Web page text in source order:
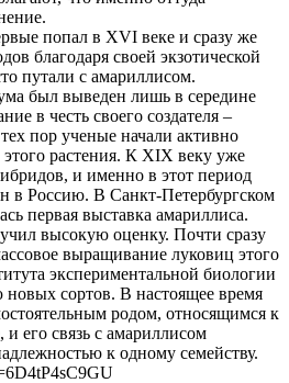
попал в XVI веке и сразу же
благодаря своей экзотической
путали с амариллисом.
был выведен лишь в середине
в честь своего создателя –
пор ученые начали активно
этого растения. К XIX веку уже
и именно в этот период
в Россию. В Санкт-Петербургском
первая выставка амариллиса.
высокую оценку. Почти сразу
выращивание луковиц этого
экспериментальной биологии
новых сортов. В настоящее время
родом, относящимся к
его связь с амариллисом
к одному семейству.